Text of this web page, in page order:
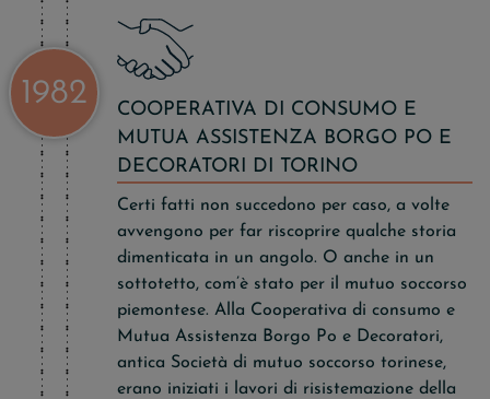
1982
COOPERATIVA DI CONSUMO E
MUTUA ASSISTENZA BORGO PO E
DECORATORI DI TORINO
Certi fatti non succedono per caso, a volte
avvengono per far riscoprire qualche storia
dimenticata in un angolo. O anche in un
sottotetto, com’è stato per il mutuo soccorso
piemontese. Alla Cooperativa di consumo e
Mutua Assistenza Borgo Po e Decoratori,
antica Società di mutuo soccorso torinese,
erano iniziati i lavori di risistemazione della